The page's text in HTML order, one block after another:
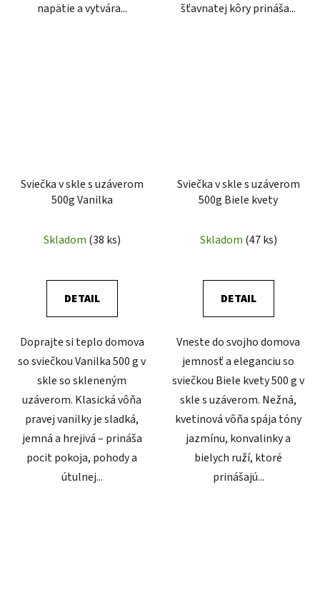
napätie a vytvára...
šťavnatej kôry prináša...
Sviečka v skle s uzáverom
500g Vanilka
Skladom (38 ks)
DETAIL
Doprajte si teplo domova
so sviečkou Vanilka 500 g v
skle so skleneným
uzáverom. Klasická vôňa
pravej vanilky je sladká,
jemná a hrejivá – prináša
pocit pokoja, pohody a
útulnej...
Sviečka v skle s uzáverom
500g Biele kvety
Skladom (47 ks)
DETAIL
Vneste do svojho domova
jemnosť a eleganciu so
sviečkou Biele kvety 500 g v
skle s uzáverom. Nežná,
kvetinová vôňa spája tóny
jazmínu, konvalinky a
bielych ruží, ktoré
prinášajú...